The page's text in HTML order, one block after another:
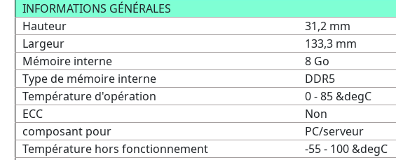
INFORMATIONS GÉNÉRALES
Hauteur
31,2 mm
Largeur
133,3 mm
Mémoire interne
8 Go
Type de mémoire interne
DDR5
Température d'opération
0 - 85 &degC
ECC
Non
composant pour
PC/serveur
Température hors fonctionnement
-55 - 100 &degC